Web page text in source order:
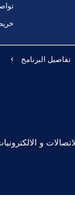
تفاصيل البرنامج
و